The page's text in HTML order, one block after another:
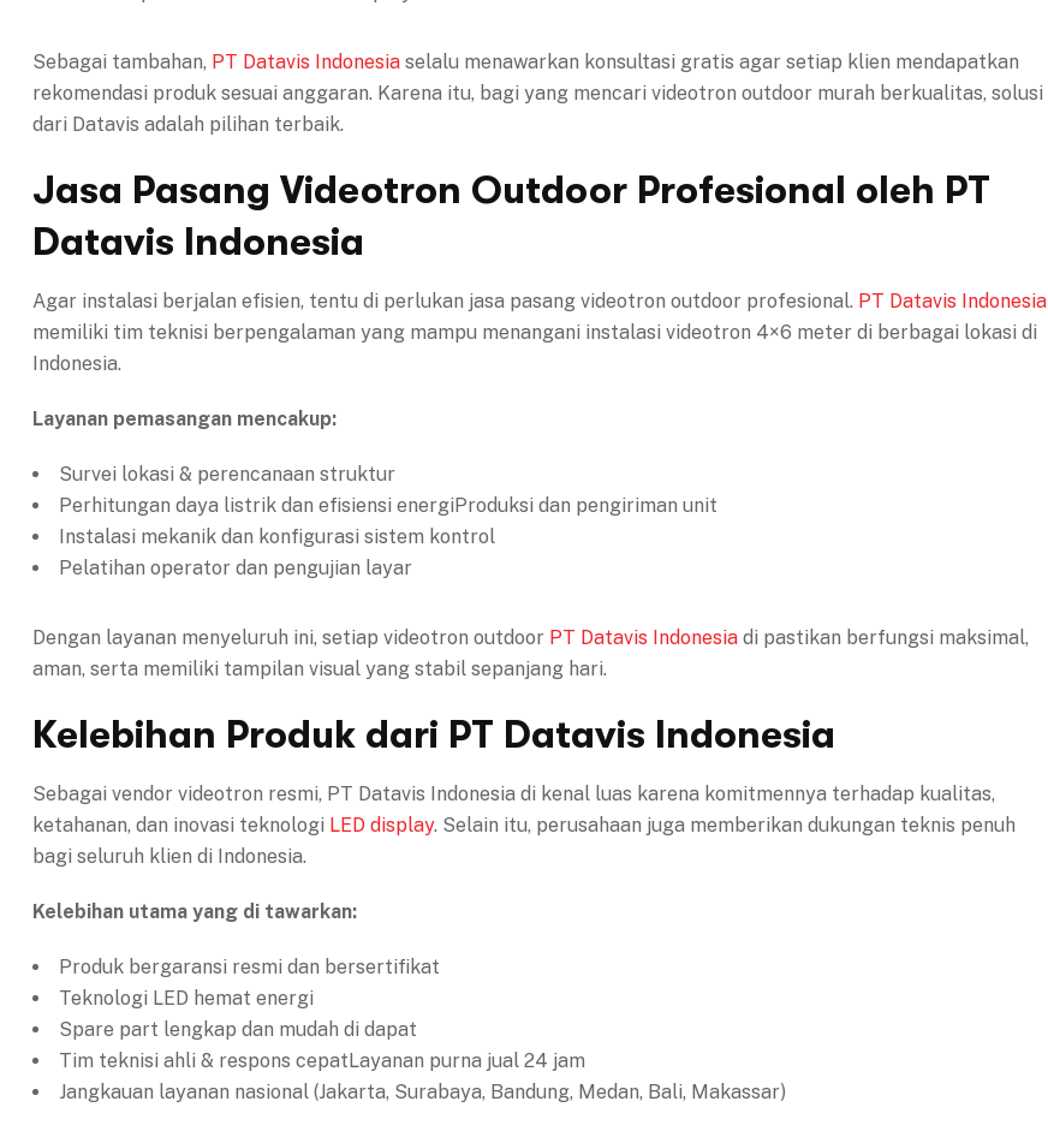
Sebagai tambahan, PT Datavis Indonesia selalu menawarkan konsultasi gratis agar setiap klien mendapatkan
rekomendasi produk sesuai anggaran. Karena itu, bagi yang mencari videotron outdoor murah berkualitas, solusi
dari Datavis adalah pilihan terbaik.
Jasa Pasang Videotron Outdoor Profesional oleh PT
Datavis Indonesia
Agar instalasi berjalan efisien, tentu di perlukan jasa pasang videotron outdoor profesional. PT Datavis Indonesia
memiliki tim teknisi berpengalaman yang mampu menangani instalasi videotron 4×6 meter di berbagai lokasi di
Indonesia.
Layanan pemasangan mencakup:
Survei lokasi & perencanaan struktur
Perhitungan daya listrik dan efisiensi energiProduksi dan pengiriman unit
Instalasi mekanik dan konfigurasi sistem kontrol
Pelatihan operator dan pengujian layar
Dengan layanan menyeluruh ini, setiap videotron outdoor PT Datavis Indonesia di pastikan berfungsi maksimal,
aman, serta memiliki tampilan visual yang stabil sepanjang hari.
Kelebihan Produk dari PT Datavis Indonesia
Sebagai vendor videotron resmi, PT Datavis Indonesia di kenal luas karena komitmennya terhadap kualitas,
ketahanan, dan inovasi teknologi LED display. Selain itu, perusahaan juga memberikan dukungan teknis penuh
bagi seluruh klien di Indonesia.
Kelebihan utama yang di tawarkan:
Produk bergaransi resmi dan bersertifikat
Teknologi LED hemat energi
Spare part lengkap dan mudah di dapat
Tim teknisi ahli & respons cepatLayanan purna jual 24 jam
Jangkauan layanan nasional (Jakarta, Surabaya, Bandung, Medan, Bali, Makassar)